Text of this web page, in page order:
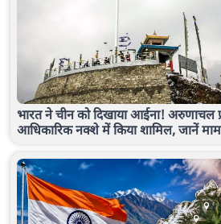
भारत ने चीन को दिखाया आईना! अरुणाचल
आधिकारिक नक्शे में किया शामिल, जानें